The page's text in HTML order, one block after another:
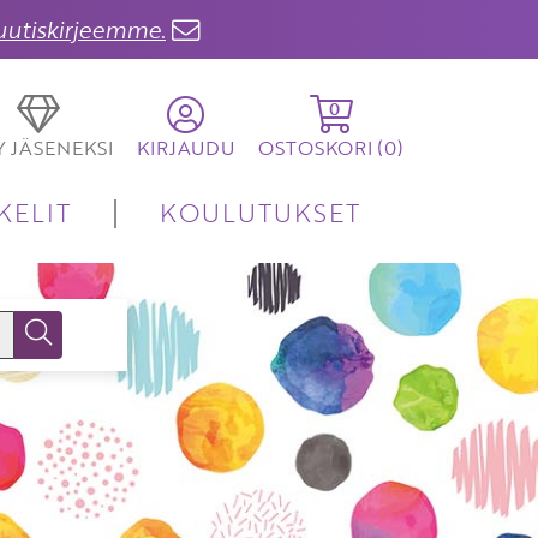
JÄSENEKSI KIRJAUDU
0
OSTOSKORI (0)
KOULUTUKSET